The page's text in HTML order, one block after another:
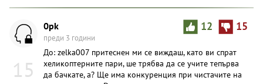
15
12 15
0pk
преди 3 години
До: zelka007 притеснен ми се виждаш, като ви спрат
хеликоптерните пари, ше трябва да се учите тепърва
да бачкате, а? Ще има конкуренция при чистачите на